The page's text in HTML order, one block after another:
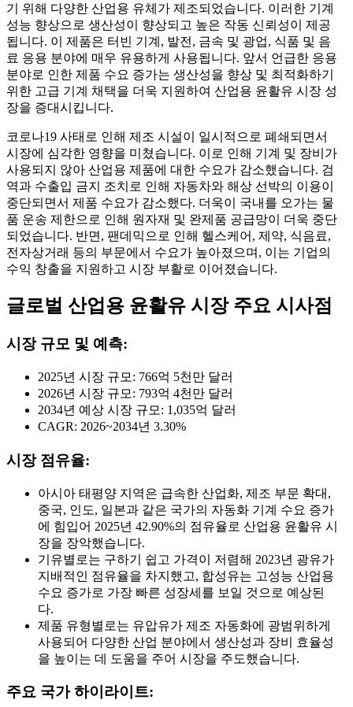
기 위해 다양한 산업용 유체가 제조되었습니다. 이러한 기계
성능 향상으로 생산성이 향상되고 높은 작동 신뢰성이 제공
됩니다. 이 제품은 터빈 기계, 발전, 금속 및 광업, 식품 및 음
료 응용 분야에 매우 유용하게 사용됩니다. 앞서 언급한 응용
분야로 인한 제품 수요 증가는 생산성을 향상 및 최적화하기
위한 고급 기계 채택을 더욱 지원하여 산업용 윤활유 시장 성
장을 증대시킵니다.
코로나19 사태로 인해 제조 시설이 일시적으로 폐쇄되면서
시장에 심각한 영향을 미쳤습니다. 이로 인해 기계 및 장비가
사용되지 않아 산업용 제품에 대한 수요가 감소했습니다. 검
역과 수출입 금지 조치로 인해 자동차와 해상 선박의 이용이
중단되면서 제품 수요가 감소했다. 더욱이 국내를 오가는 물
품 운송 제한으로 인해 원자재 및 완제품 공급망이 더욱 중단
되었습니다. 반면, 팬데믹으로 인해 헬스케어, 제약, 식음료,
전자상거래 등의 부문에서 수요가 높아졌으며, 이는 기업의
수익 창출을 지원하고 시장 부활로 이어졌습니다.
글로벌 산업용 윤활유 시장 주요 시사점
시장 규모 및 예측:
2025년 시장 규모: 766억 5천만 달러
2026년 시장 규모: 793억 4천만 달러
2034년 예상 시장 규모: 1,035억 달러
CAGR: 2026~2034년 3.30%
시장 점유율:
아시아 태평양 지역은 급속한 산업화, 제조 부문 확대,
중국, 인도, 일본과 같은 국가의 자동화 기계 수요 증가
에 힘입어 2025년 42.90%의 점유율로 산업용 윤활유 시
장을 장악했습니다.
기유별로는 구하기 쉽고 가격이 저렴해 2023년 광유가
지배적인 점유율을 차지했고, 합성유는 고성능 산업용
수요 증가로 가장 빠른 성장세를 보일 것으로 예상된
다.
제품 유형별로는 유압유가 제조 자동화에 광범위하게
사용되어 다양한 산업 분야에서 생산성과 장비 효율성
을 높이는 데 도움을 주어 시장을 주도했습니다.
주요 국가 하이라이트: